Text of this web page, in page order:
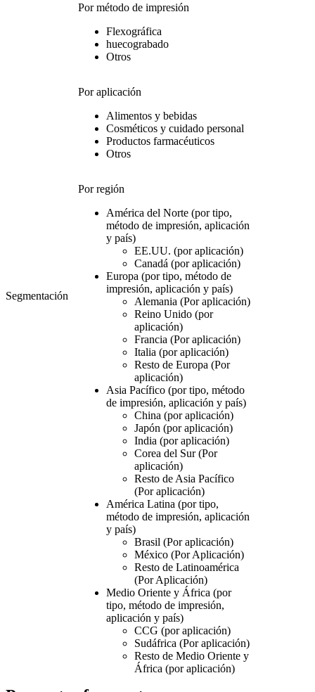
Segmentación
Por método de impresión
Flexográfica
huecograbado
Otros
Por aplicación
Alimentos y bebidas
Cosméticos y cuidado personal
Productos farmacéuticos
Otros
Por región
América del Norte (por tipo,
método de impresión, aplicación
y país)
EE.UU. (por aplicación)
Canadá (por aplicación)
Europa (por tipo, método de
impresión, aplicación y país)
Alemania (Por aplicación)
Reino Unido (por
aplicación)
Francia (Por aplicación)
Italia (por aplicación)
Resto de Europa (Por
aplicación)
Asia Pacífico (por tipo, método
de impresión, aplicación y país)
China (por aplicación)
Japón (por aplicación)
India (por aplicación)
Corea del Sur (Por
aplicación)
Resto de Asia Pacífico
(Por aplicación)
América Latina (por tipo,
método de impresión, aplicación
y país)
Brasil (Por aplicación)
México (Por Aplicación)
Resto de Latinoamérica
(Por Aplicación)
Medio Oriente y África (por
tipo, método de impresión,
aplicación y país)
CCG (por aplicación)
Sudáfrica (Por aplicación)
Resto de Medio Oriente y
África (por aplicación)